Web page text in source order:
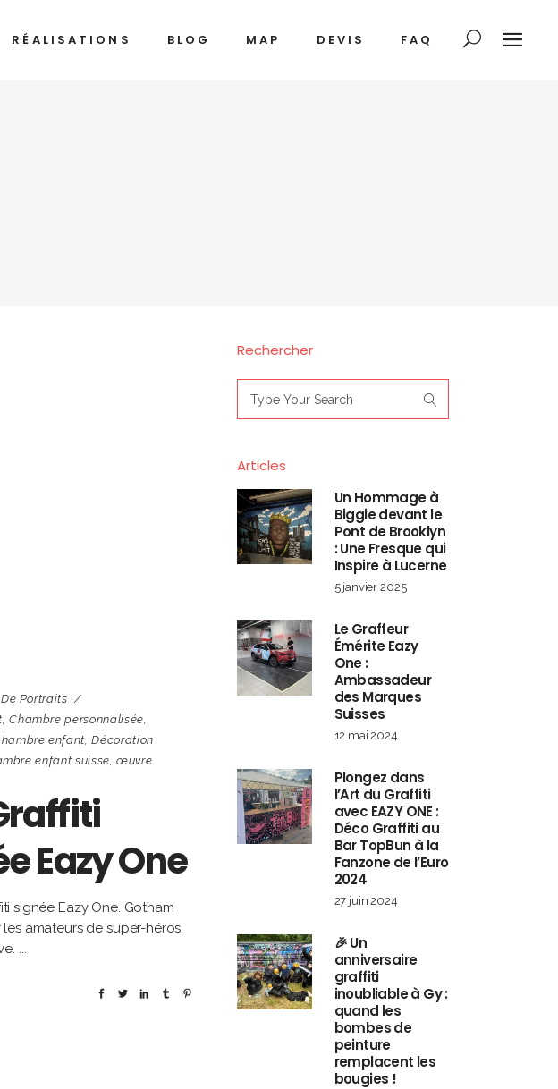
RÉALISATIONS BLOG MAP DEVIS FAQ
Portraits
,Chambre personnalisée,
enfant,Décoration
enfant suisse,œuvre
Eazy One
signée Eazy One. Gotham
amateurs de super-héros.
Rechercher
for:
Articles
Un Hommage à
Biggie devant le
Pont de Brooklyn
: Une Fresque qui
Inspire à Lucerne
5 janvier 2025
Le Graffeur
Émérite Eazy
One :
Ambassadeur
des Marques
Suisses
12 mai 2024
Plongez dans
l’Art du Graffiti
avec EAZY ONE :
Déco Graffiti au
Bar TopBun à la
Fanzone de l’Euro
2024
27 juin 2024
🎉 Un
anniversaire
graffiti
inoubliable à Gy :
quand les
bombes de
peinture
remplacent les
bougies !